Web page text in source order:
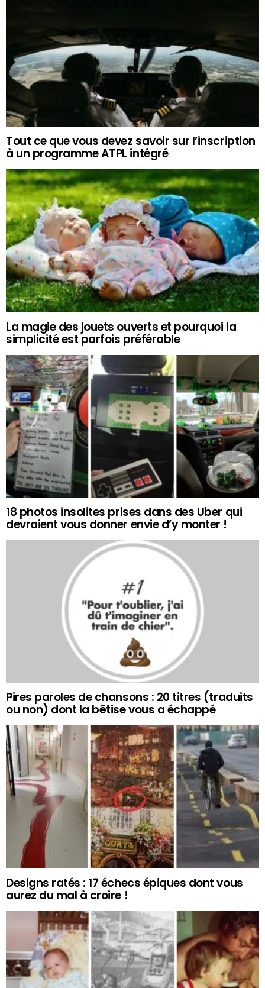
Tout ce que vous devez savoir sur l’inscription
à un programme ATPL intégré
La magie des jouets ouverts et pourquoi la
simplicité est parfois préférable
18 photos insolites prises dans des Uber qui
devraient vous donner envie d’y monter !
Pires paroles de chansons : 20 titres (traduits
ou non) dont la bêtise vous a échappé
Designs ratés : 17 échecs épiques dont vous
aurez du mal à croire !